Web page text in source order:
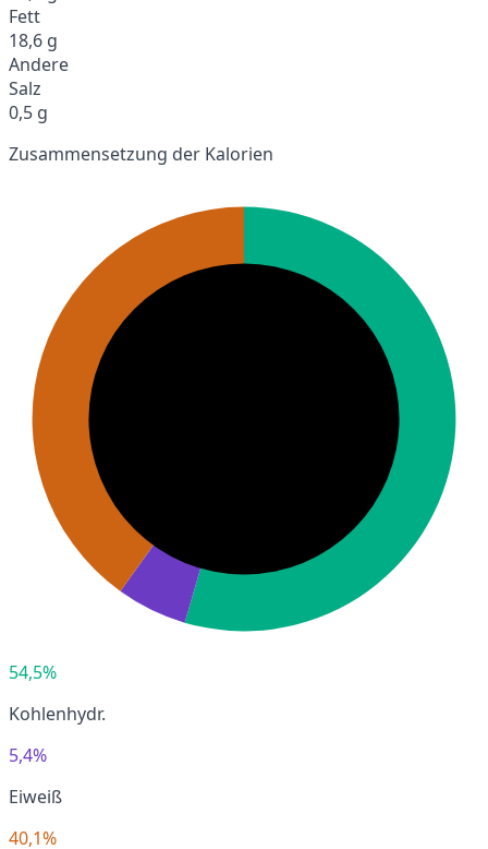
Fett
18,6 g
Andere
Salz
0,5 g
Zusammensetzung der Kalorien
54,5%
Kohlenhydr.
5,4%
Eiweiß
40,1%